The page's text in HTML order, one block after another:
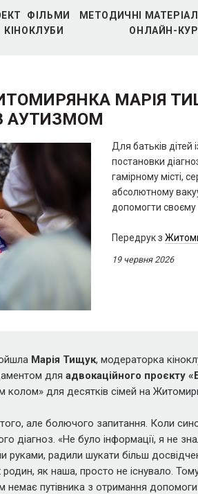
ФІЛЬМИ
МЕТОДИЧНІ
КІНОКЛУБИ ОНЛАЙН-
МАРІЯ
АУТИЗМОМ
Для батьків дітей
постановки
гамірному місті,
абсолютному
допомогти своєму
Передрук з
19 червня 2026
Марія Тищук, модераторка
для адвокаційного проєкту
колом» для десятків сімей на
але болючого запитання. Коли
діагноз. «Не було інформації, я не
радили шукати більш
як наша, просто не існувало.
немає путівника з отримання